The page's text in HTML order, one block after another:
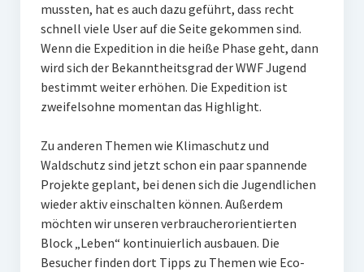
mussten, hat es auch dazu geführt, dass recht
schnell viele User auf die Seite gekommen sind.
Wenn die Expedition in die heiße Phase geht, dann
wird sich der Bekanntheitsgrad der WWF Jugend
bestimmt weiter erhöhen. Die Expedition ist
zweifelsohne momentan das Highlight.
Zu anderen Themen wie Klimaschutz und
Waldschutz sind jetzt schon ein paar spannende
Projekte geplant, bei denen sich die Jugendlichen
wieder aktiv einschalten können. Außerdem
möchten wir unseren verbraucherorientierten
Block „Leben“ kontinuierlich ausbauen. Die
Besucher finden dort Tipps zu Themen wie Eco-